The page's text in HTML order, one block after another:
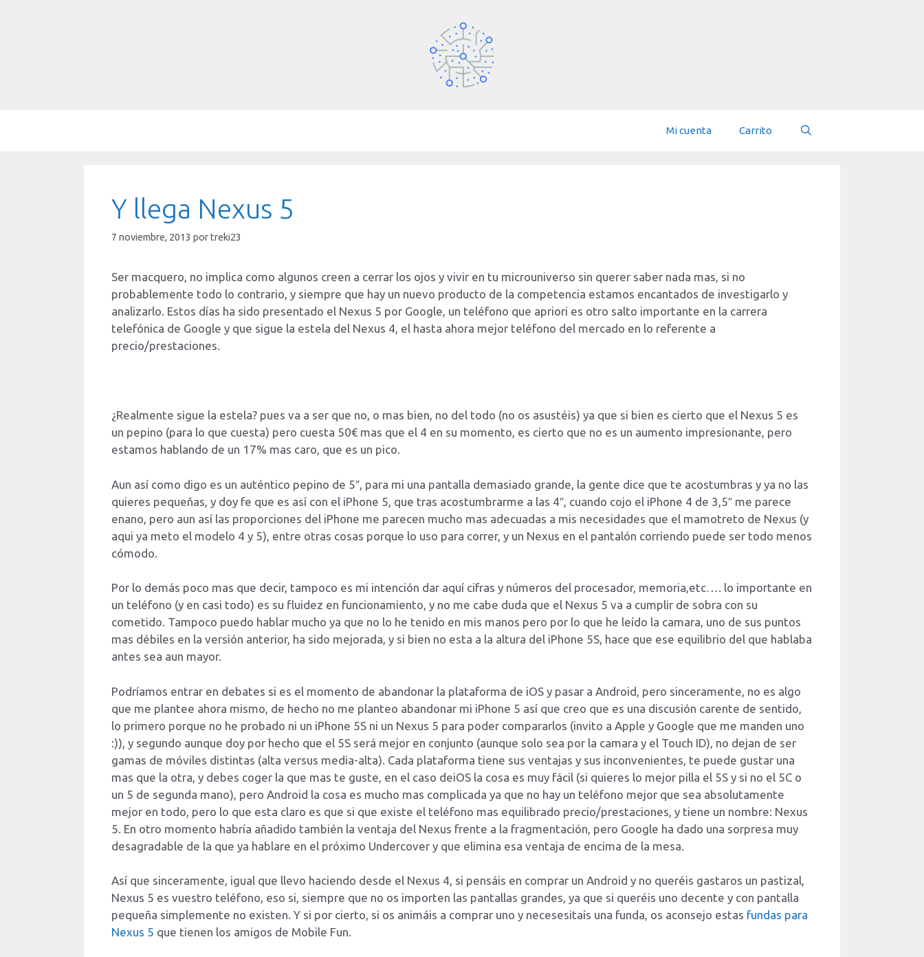
Mi cuenta Carrito
Y llega Nexus 5
7 noviembre, 2013 portreki23
Ser macquero, no implica como algunos creen a cerrar los ojos y vivir en tu microuniverso sin querer saber nada mas, si no
probablemente todo lo contrario, y siempre que hay un nuevo producto de la competencia estamos encantados de investigarlo y
analizarlo. Estos días ha sido presentado el Nexus 5 por Google, un teléfono que apriori es otro salto importante en la carrera
telefónica de Google y que sigue la estela del Nexus 4, el hasta ahora mejor teléfono del mercado en lo referente a
precio/prestaciones.
¿Realmente sigue la estela? pues va a ser que no, o mas bien, no del todo (no os asustéis) ya que si bien es cierto que el Nexus 5 es
un pepino (para lo que cuesta) pero cuesta 50€ mas que el 4 en su momento, es cierto que no es un aumento impresionante, pero
estamos hablando de un 17% mas caro, que es un pico.
Aun así como digo es un auténtico pepino de 5″, para mi una pantalla demasiado grande, la gente dice que te acostumbras y ya no las
quieres pequeñas, y doy fe que es así con el iPhone 5, que tras acostumbrarme a las 4″, cuando cojo el iPhone 4 de 3,5″ me parece
enano, pero aun así las proporciones del iPhone me parecen mucho mas adecuadas a mis necesidades que el mamotreto de Nexus (y
aqui ya meto el modelo 4 y 5), entre otras cosas porque lo uso para correr, y un Nexus en el pantalón corriendo puede ser todo menos
cómodo.
Por lo demás poco mas que decir, tampoco es mi intención dar aquí cifras y números del procesador, memoria,etc…. lo importante en
un teléfono (y en casi todo) es su fluidez en funcionamiento, y no me cabe duda que el Nexus 5 va a cumplir de sobra con su
cometido. Tampoco puedo hablar mucho ya que no lo he tenido en mis manos pero por lo que he leído la camara, uno de sus puntos
mas débiles en la versión anterior, ha sido mejorada, y si bien no esta a la altura del iPhone 5S, hace que ese equilibrio del que hablaba
antes sea aun mayor.
Podríamos entrar en debates si es el momento de abandonar la plataforma de iOS y pasar a Android, pero sinceramente, no es algo
que me plantee ahora mismo, de hecho no me planteo abandonar mi iPhone 5 así que creo que es una discusión carente de sentido,
lo primero porque no he probado ni un iPhone 5S ni un Nexus 5 para poder compararlos (invito a Apple y Google que me manden uno
:)), y segundo aunque doy por hecho que el 5S será mejor en conjunto (aunque solo sea por la camara y el Touch ID), no dejan de ser
gamas de móviles distintas (alta versus media-alta). Cada plataforma tiene sus ventajas y sus inconvenientes, te puede gustar una
mas que la otra, y debes coger la que mas te guste, en el caso deiOS la cosa es muy fácil (si quieres lo mejor pilla el 5S y si no el 5C o
un 5 de segunda mano), pero Android la cosa es mucho mas complicada ya que no hay un teléfono mejor que sea absolutamente
mejor en todo, pero lo que esta claro es que si que existe el teléfono mas equilibrado precio/prestaciones, y tiene un nombre: Nexus
5. En otro momento habría añadido también la ventaja del Nexus frente a la fragmentación, pero Google ha dado una sorpresa muy
desagradable de la que ya hablare en el próximo Undercover y que elimina esa ventaja de encima de la mesa.
Así que sinceramente, igual que llevo haciendo desde el Nexus 4, si pensáis en comprar un Android y no queréis gastaros un pastizal,
Nexus 5 es vuestro teléfono, eso si, siempre que no os importen las pantallas grandes, ya que si queréis uno decente y con pantalla
pequeña simplemente no existen. Y si por cierto, si os animáis a comprar uno y necesesitaís una funda, os aconsejo estas fundas para
Nexus 5 que tienen los amigos de Mobile Fun.